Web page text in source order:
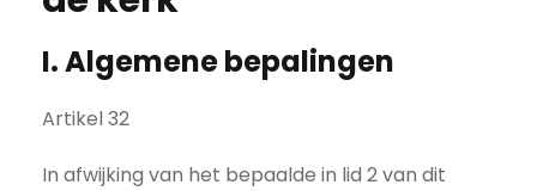
I. Algemene bepalingen
Artikel 32
In afwijking van het bepaalde in lid 2 van dit